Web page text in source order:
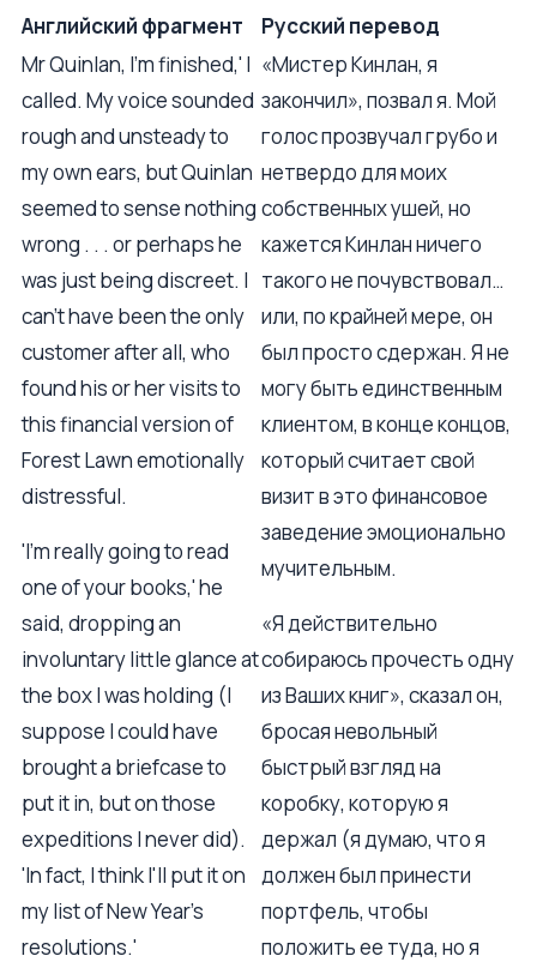
Английский фрагмент
Русский перевод
Mr Quinlan, I'm finished,' I
called. My voice sounded
rough and unsteady to
my own ears, but Quinlan
seemed to sense nothing
wrong . . . or perhaps he
was just being discreet. I
can't have been the only
customer after all, who
found his or her visits to
this financial version of
Forest Lawn emotionally
distressful.
'I'm really going to read
one of your books,' he
said, dropping an
involuntary little glance at
the box I was holding (I
suppose I could have
brought a briefcase to
put it in, but on those
expeditions I never did).
'In fact, I think I'll put it on
my list of New Year's
resolutions.'
«Мистер Кинлан, я
закончил», позвал я. Мой
голос прозвучал грубо и
нетвердо для моих
собственных ушей, но
кажется Кинлан ничего
такого не почувствовал…
или, по крайней мере, он
был просто сдержан. Я не
могу быть единственным
клиентом, в конце концов,
который считает свой
визит в это финансовое
заведение эмоционально
мучительным.
«Я действительно
собираюсь прочесть одну
из Ваших книг», сказал он,
бросая невольный
быстрый взгляд на
коробку, которую я
держал (я думаю, что я
должен был принести
портфель, чтобы
положить ее туда, но я